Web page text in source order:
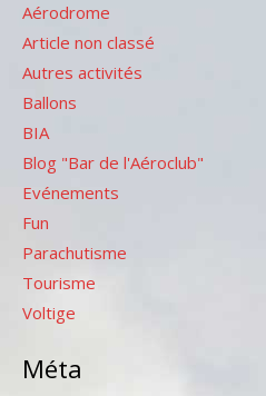
Aérodrome
Article non classé
Autres activités
Ballons
BIA
Blog "Bar de l'Aéroclub"
Evénements
Fun
Parachutisme
Tourisme
Voltige
Méta